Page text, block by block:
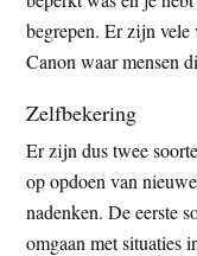
begrepen. Er zijn
Canon waar mensen
Zelfbekering
Er zijn dus twee
op opdoen van
nadenken. De eerste
omgaan met situaties